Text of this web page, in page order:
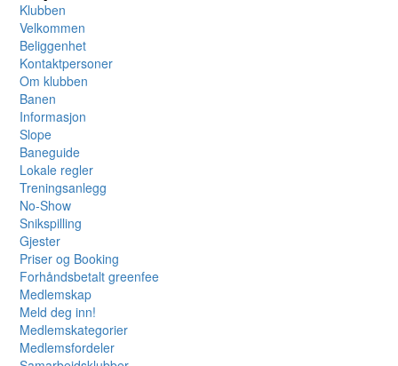
Klubben
Velkommen
Beliggenhet
Kontaktpersoner
Om klubben
Banen
Informasjon
Slope
Baneguide
Lokale regler
Treningsanlegg
No-Show
Snikspilling
Gjester
Priser og Booking
Forhåndsbetalt greenfee
Medlemskap
Meld deg inn!
Medlemskategorier
Medlemsfordeler